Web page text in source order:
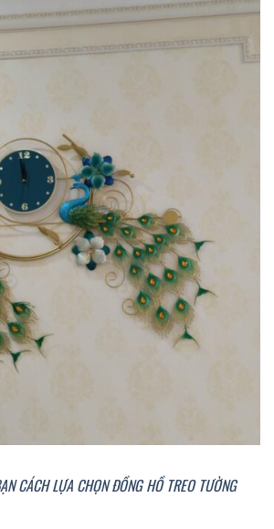
CÁCH LỰA CHỌN ĐỒNG HỒ TREO TƯỜNG